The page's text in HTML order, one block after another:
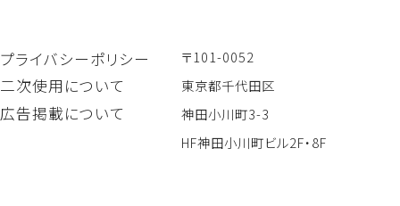
プライバシーポリシー
二次使用について
広告掲載について
〒101-0052
東京都千代田区
神田小川町3-3
HF神田小川町ビル2F・8F